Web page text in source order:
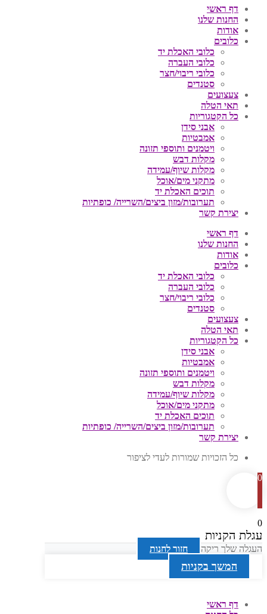
דף ראשי
החנות שלנו
אודות
כלובים
כלובי האכלת יד
כלובי העברה
כלובי ריבוי/חצר
סטנדים
צעצועים
תאי הטלה
כל הקטגוריות
אבני סידן
אמבטיות
ויטמנים ותוספי תזונה
מקלות דבש
מקלות שיוף/עמידה
מתקני מים/אוכל
תוכים האכלת יד
תערובות/מזון ביצים/השרייה/ כופתיות
יצירת קשר
דף ראשי
החנות שלנו
אודות
כלובים
כלובי האכלת יד
כלובי העברה
כלובי ריבוי/חצר
סטנדים
צעצועים
תאי הטלה
כל הקטגוריות
אבני סידן
אמבטיות
ויטמנים ותוספי תזונה
מקלות דבש
מקלות שיוף/עמידה
מתקני מים/אוכל
תוכים האכלת יד
תערובות/מזון ביצים/השרייה/ כופתיות
יצירת קשר
כל הזכויות שמורות לעדי לציפור
0
0
עגלת הקניות
העגלה שלך ריקה חזור לחנות
המשך בקניות
דף ראשי